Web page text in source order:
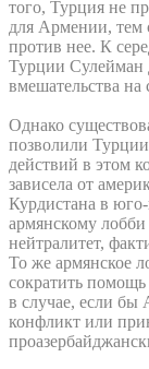
того, Турция не
для Армении, тем
против нее. К
Турции Сулейман
вмешательства на
Однако
позволили
действий в этом
зависела от
Курдистана в
армянскому
нейтралитет,
То же армянское
сократить
в случае, если бы
конфликт или